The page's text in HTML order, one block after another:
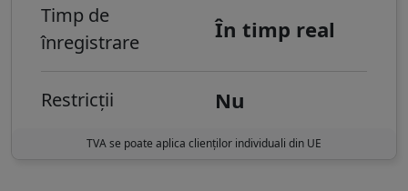
Timp de
înregistrare
În timp real
Restricții Nu
TVA se poate aplica clienților individuali din UE